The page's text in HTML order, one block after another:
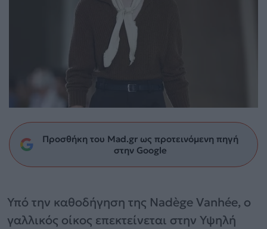
Προσθήκη του Mad.gr ως προτεινόμενη πηγή
στην Google
Υπό την καθοδήγηση της Nadège Vanhée, ο
γαλλικός οίκος επεκτείνεται στην Υψηλή